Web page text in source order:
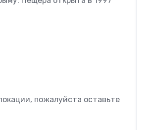
пожалуйста оставьте